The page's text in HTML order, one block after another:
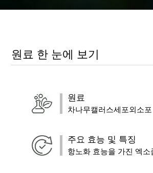
원료 한 눈에 보기
원료
차나무캘러스세포외소포
주요 효능 및 특징
항노화 효능을 가진 엑소